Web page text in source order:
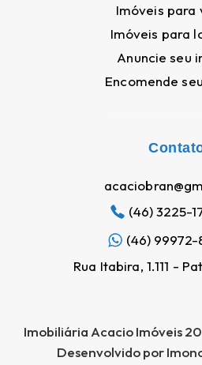
Ao utilizar este site, você concorda
Aceitar e
Imóveis para
Imóveis para
Anuncie seu
Encomende
(46) 3225-
(46)
Rua Itabira, 1.111 -
Imobiliária Acacio Imóveis
Desenvolvido por